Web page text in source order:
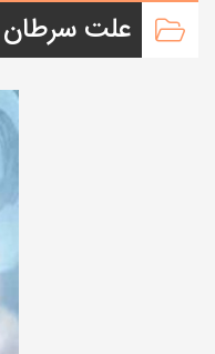
علت سرطان